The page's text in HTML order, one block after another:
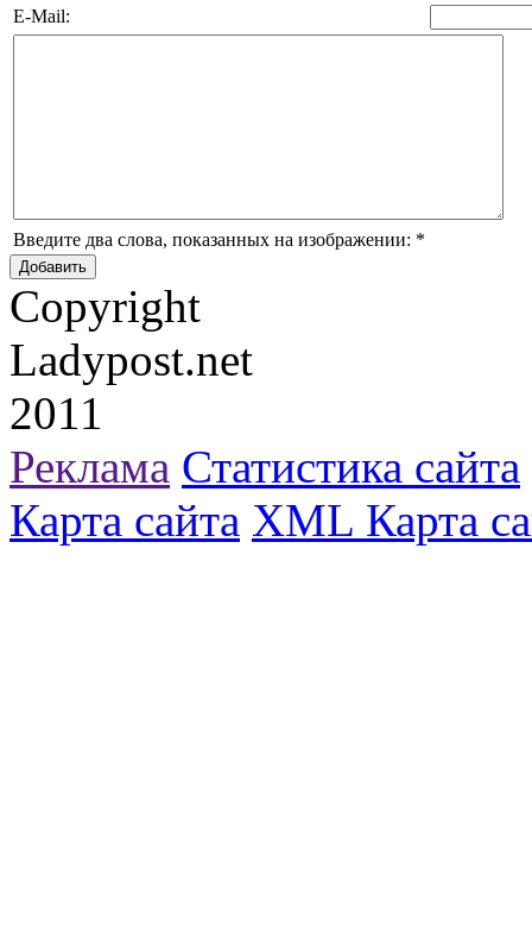
E-Mail:
Введите два слова, показанных на изображении: *
Copyright
Ladypost.net
2011
Реклама Статистика сайта
Карта сайта XML Карта